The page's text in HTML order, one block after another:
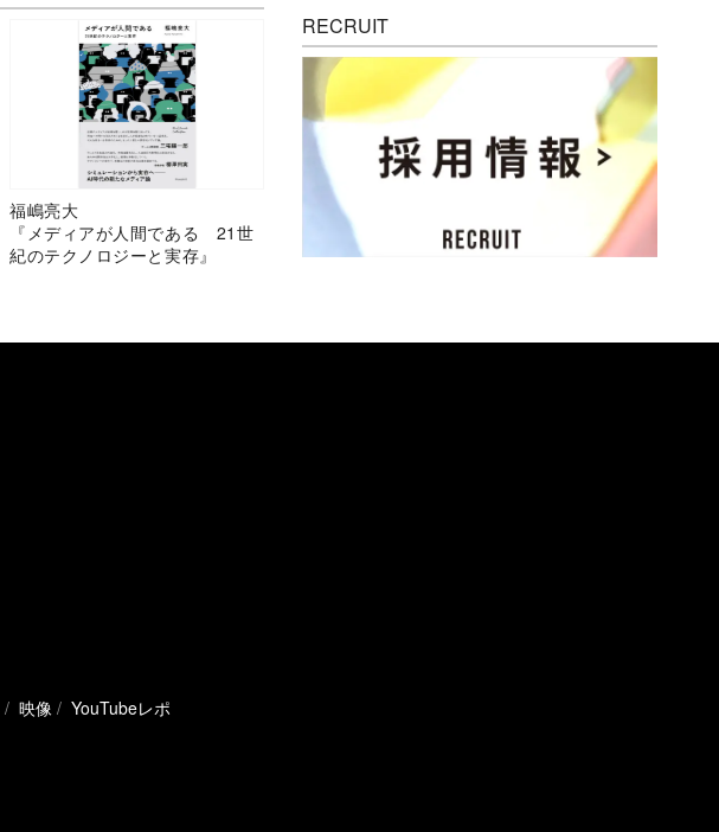
福嶋亮大
『メディアが人間である 21世
紀のテクノロジーと実存』
RECRUIT
映像 YouTubeレポ